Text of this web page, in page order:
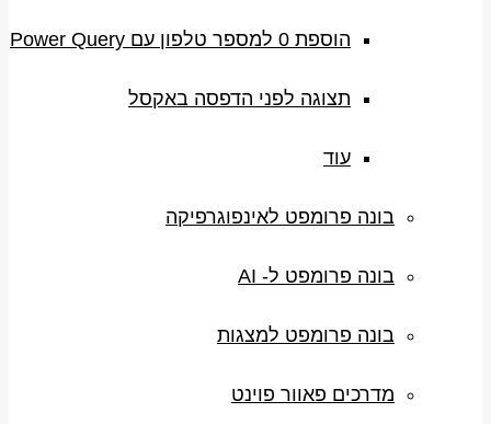
הוספת 0 למספר טלפון עם Power Query
תצוגה לפני הדפסה באקסל
עוד
בונה פרומפט לאינפוגרפיקה
בונה פרומפט ל- AI
בונה פרומפט למצגות
מדרכים פאוור פוינט